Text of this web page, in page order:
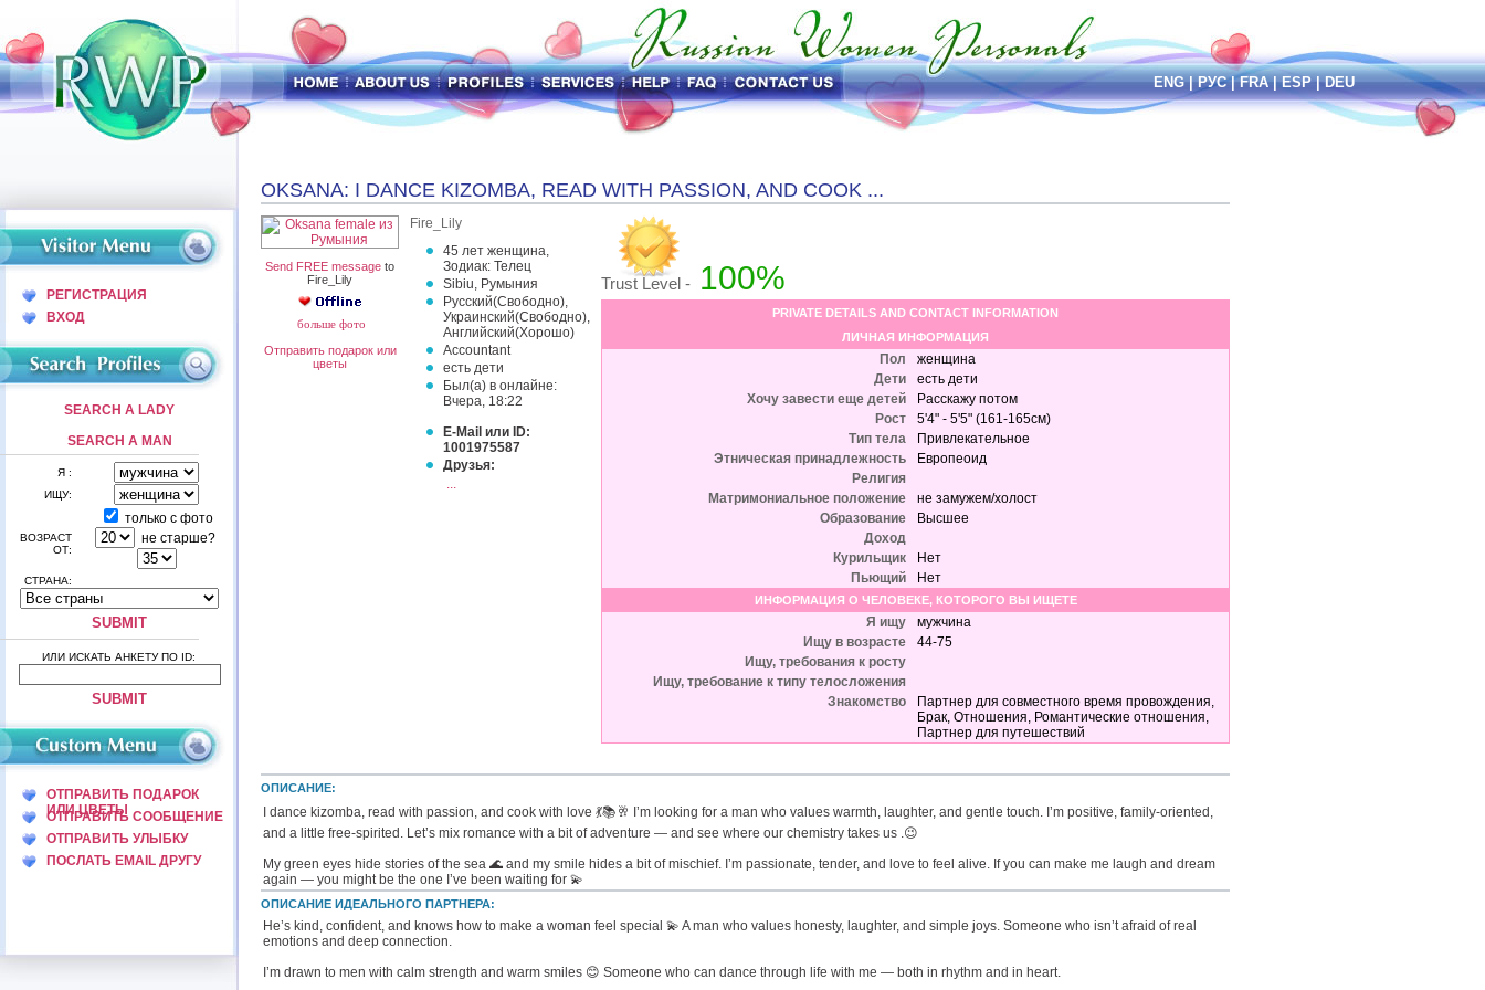
РЕГИСТРАЦИЯ
ВХОД
SEARCH A LADY
SEARCH A MAN
Я :
ИЩУ:
только с фото
ВОЗРАСТ
ОТ:
не старше?
СТРАНА:
ИЛИ ИСКАТЬ АНКЕТУ ПО ID:
ОТПРАВИТЬ ПОДАРОК
ИЛИ ЦВЕТЫ
ОТПРАВИТЬ СООБЩЕНИЕ
ОТПРАВИТЬ УЛЫБКУ
ПОСЛАТЬ EMAIL ДРУГУ
OKSANA: I DANCE KIZOMBA, READ WITH PASSION, AND COOK ...
Send FREE message to
Fire_Lily
больше фото
Отправить подарок или
цветы
Fire_Lily
45 лет женщина,
Зодиак: Телец
Sibiu, Румыния
Русский(Свободно),
Украинский(Свободно),
Английский(Хорошо)
Accountant
есть дети
Был(а) в онлайне:
Вчера, 18:22
E-Mail или ID:
1001975587
Друзья:
...
Trust Level - 100%
PRIVATE DETAILS AND CONTACT INFORMATION
ЛИЧНАЯ ИНФОРМАЦИЯ
Пол
женщина
Дети
есть дети
Хочу завести еще детей
Расскажу потом
Рост
5'4" - 5'5" (161-165см)
Тип тела
Привлекательное
Этническая принадлежность
Европеоид
Религия
Матримониальное положение
не замужем/холост
Образование
Высшее
Доход
Курильщик
Нет
Пьющий
Нет
ИНФОРМАЦИЯ О ЧЕЛОВЕКЕ, КОТОРОГО ВЫ ИЩЕТЕ
Я ищу
мужчина
Ищу в возрасте
44-75
Ищу, требования к росту
Ищу, требование к типу телосложения
Знакомство
Партнер для совместного время провождения,
Брак, Отношения, Романтические отношения,
Партнер для путешествий
ОПИСАНИЕ:
I dance kizomba, read with passion, and cook with love 💃📚🥂 I’m looking for a man who values warmth, laughter, and gentle touch. I’m positive, family-oriented,
and a little free-spirited. Let’s mix romance with a bit of adventure — and see where our chemistry takes us .😉
My green eyes hide stories of the sea 🌊 and my smile hides a bit of mischief. I’m passionate, tender, and love to feel alive. If you can make me laugh and dream
again — you might be the one I’ve been waiting for 💫
ОПИСАНИЕ ИДЕАЛЬНОГО ПАРТНЕРА:
He’s kind, confident, and knows how to make a woman feel special 💫 A man who values honesty, laughter, and simple joys. Someone who isn’t afraid of real
emotions and deep connection.
I’m drawn to men with calm strength and warm smiles 😊 Someone who can dance through life with me — both in rhythm and in heart.
ENG|РУС|FRA|ESP|DEU